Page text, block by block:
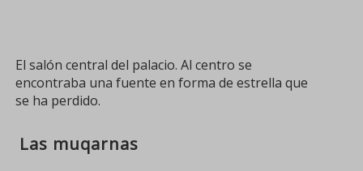
El salón central del palacio. Al centro se
encontraba una fuente en forma de estrella que
se ha perdido.
Las muqarnas